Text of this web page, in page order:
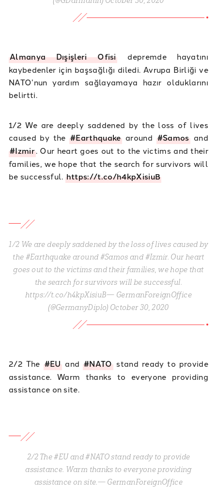
Almanya Dışişleri Ofisidepremde hayatını
kaybedenler için başsağlığı diledi. Avrupa Birliği ve
NATO’nun yardım sağlayamaya hazır olduklarını
belirtti.
1/2 We are deeply saddened by the loss of lives
caused by the#Earthquakearound #Samosand
#Izmir. Our heart goes out to the victims and their
families, we hope that the search for survivors will
be successful. https://t.co/h4kpXisiuB
1/2 We are deeply saddened by the loss of lives caused by
the #Earthquake around #Samos and #Izmir. Our heart
goes out to the victims and their families, we hope that
the search for survivors will be successful.
https://t.co/h4kpXisiuB— GermanForeignOffice
(@GermanyDiplo) October 30, 2020
2/2 The #EUand#NATOstand ready to provide
assistance. Warm thanks to everyone providing
assistance on site.
2/2 The #EU and #NATO stand ready to provide
assistance. Warm thanks to everyone providing
assistance on site.— GermanForeignOffice